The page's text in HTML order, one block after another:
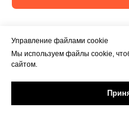
Управление файлами cookie
Мы используем файлы cookie,
сайтом.